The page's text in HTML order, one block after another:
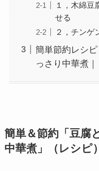
１，木綿豆
せる
２，チンゲ
簡単節約レシ
っさり中華煮
簡単＆節約「豆腐
中華煮」（レシピ）